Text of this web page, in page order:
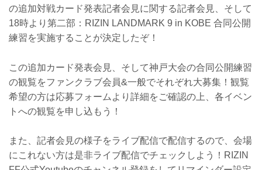
の追加対戦カード発表記者会見に関する記者会見、そして
18時より第二部：RIZIN LANDMARK 9 in KOBE 合同公開
練習を実施することが決定したぞ！
この追加カード発表会見、そして神戸大会の合同公開練習
の観覧をファンクラブ会員&一般でそれぞれ大募集！観覧
希望の方は応募フォームより詳細をご確認の上、各イベン
トへの観覧を申し込もう！
また、記者会見の様子をライブ配信で配信するので、会場
にこれない方は是非ライブ配信でチェックしよう！RIZIN